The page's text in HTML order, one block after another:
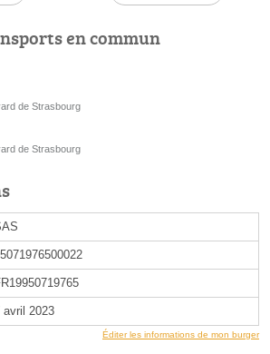
en commun
de Strasbourg
de Strasbourg
avril 2023
Éditer les informations de mon burger